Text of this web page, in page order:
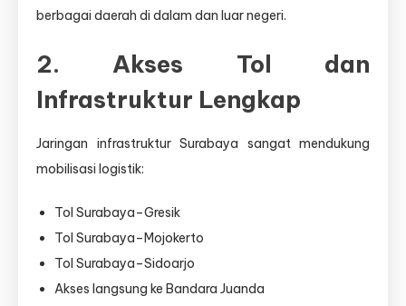
berbagai daerah di dalam dan luar negeri.
2. Akses Tol dan
Infrastruktur Lengkap
Jaringan infrastruktur Surabaya sangat mendukung
mobilisasi logistik:
Tol Surabaya–Gresik
Tol Surabaya–Mojokerto
Tol Surabaya–Sidoarjo
Akses langsung ke Bandara Juanda